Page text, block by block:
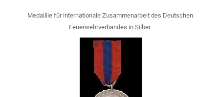
Medaillie für internationale Zusammenarbeit des Deutschen
Feuerwehrverbandes in Silber